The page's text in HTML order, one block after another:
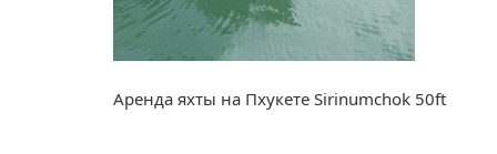
Аренда яхты на Пхукете Sirinumchok 50ft